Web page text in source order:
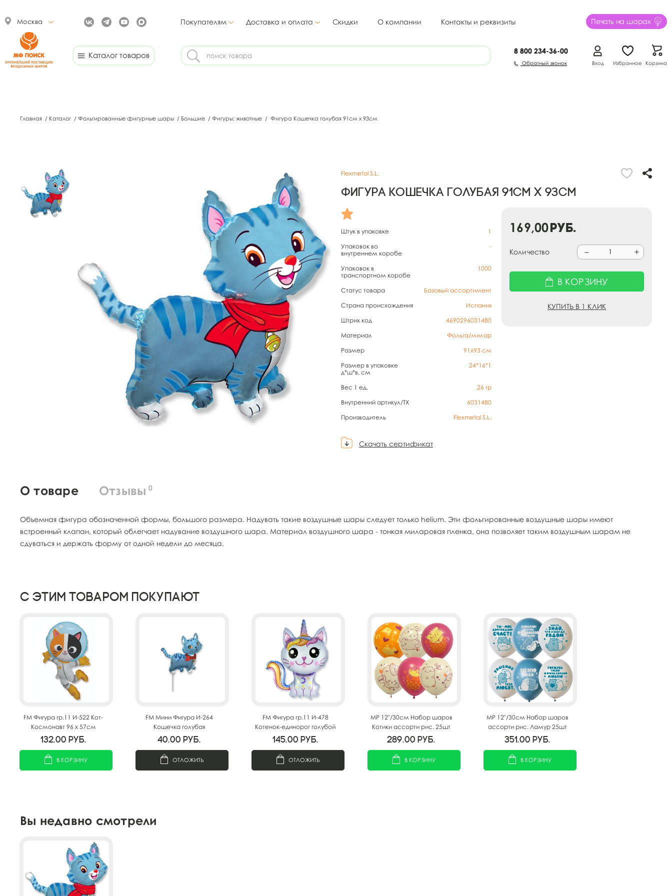
Москва Покупателям Доставка и оплата Скидки О компании Контакты и реквизиты Печать на шарах
Каталог товаров 8 800 234-36-00
Обратный звонок Вход Избранное Корзина
Главная / Каталог / Фольгированные фигурные шары / Большие / Фигуры: животные / Фигура Кошечка голубая 91см х 93см
Flexmetal S.L.
Фигура Кошечка голубая 91см х 93см
Штук в упаковке
1
Упаковок во
внутреннем коробе
-
Упаковок в
транспортном коробе
1000
Статус товара
Базовый ассортимент
Страна происхождения
Испания
Штрих код
4690296031480
Материал
Фольга/милар
Размер
91х93 см
Размер в упаковке
д*ш*в, см
24*16*1
Вес 1 ед. 26 гр
Внутренний артикул/TX
6031480
Производитель
Flexmetal S.L.
Скачать сертификат
169,00руб.
Количество
В КОРЗИНУ
КУПИТЬ В 1 КЛИК
О товаре Отзывы 0
Объемная фигура обозначенной формы, большого размера. Надувать такие воздушные шары следует только helium. Эти фольгированные воздушные шары имеют
встроенный клапан, который облегчает надувание воздушного шара. Материал воздушного шара - тонкая миларовая пленка, она позволяет таким воздушным шарам не
сдуваться и держать форму от одной недели до месяца.
С этим товаром покупают
FM Фигура гр.11 И-522 Кот-
Космонавт 96 х 57см
132.00 руб.
В КОРЗИНУ
FM Мини Фигура И-264
Кошечка голубая
33см*33см
40.00 руб.
ОТЛОЖИТЬ
FM Фигура гр.11 И-478
Котенок-единорог голубой
88см Х 73см
145.00 руб.
ОТЛОЖИТЬ
MP 12"/30см Набор шаров
Котики ассорти рис. 25шт
289.00 руб.
В КОРЗИНУ
MP 12"/30см Набор шаров
ассорти рис. Ламур 25шт
351.00 руб.
В КОРЗИНУ
Вы недавно смотрели